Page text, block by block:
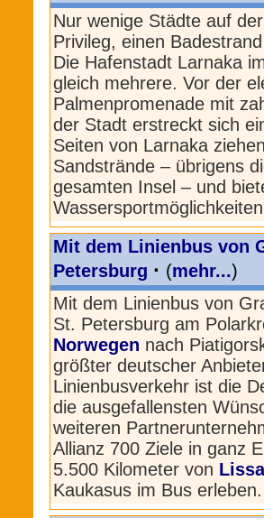
Nur wenige Städte auf
Privileg, einen
Die Hafenstadt Larnaka
gleich mehrere. Vor der
Palmenpromenade mit
der Stadt erstreckt sich
Seiten von Larnaka
Sandstrände – übrigens
gesamten Insel – und
Mit dem Linienbus von
Petersburg · (mehr...)
Mit dem Linienbus von
St. Petersburg am
Norwegen nach
größter deutscher
Linienbusverkehr ist die
die ausgefallensten
weiteren
Allianz 700 Ziele in ganz
5.500 Kilometer von
Kaukasus im Bus erleben.